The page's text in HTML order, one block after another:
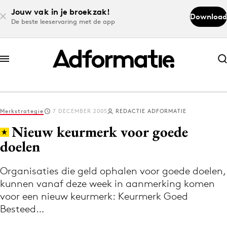
Jouw vak in je broekzak!
De beste leeservaring met de app
Download
Abonneer nu
Abonneer nu
Log in
Volg het laatste nieuws via de Adformatie
Nieuws app
Merkstrategie 7 DECEMBER 2005 REDACTIE ADFORMATIE
Nieuw keurmerk voor goede
doelen
Organisaties die geld ophalen voor goede doelen,
kunnen vanaf deze week in aanmerking komen
voor een nieuw keurmerk: Keurmerk Goed
Besteed…